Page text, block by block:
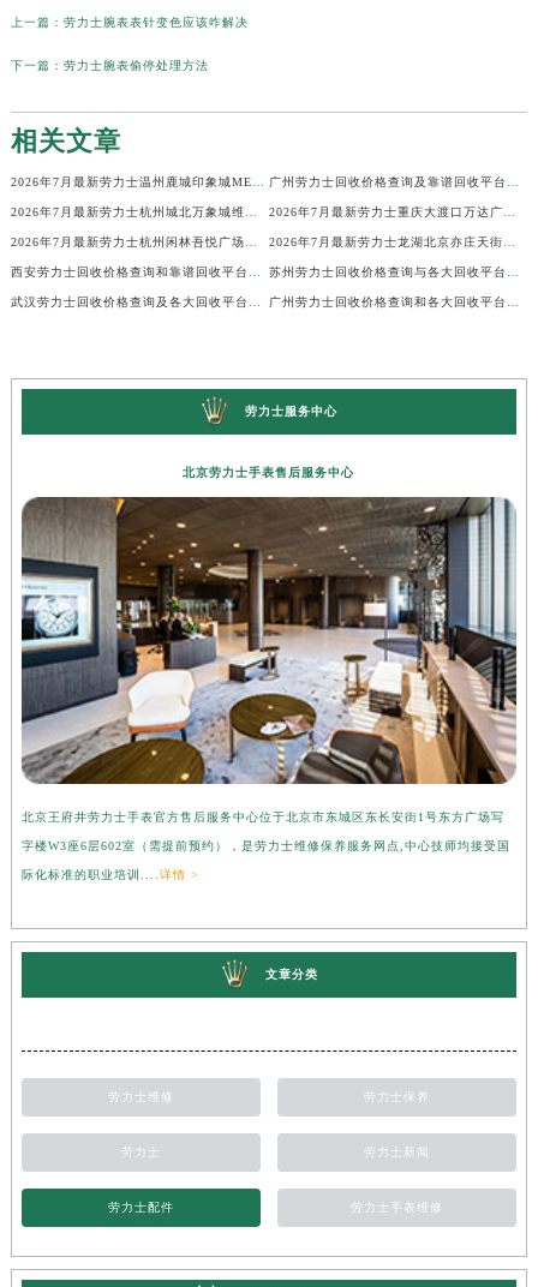
上一篇： 劳力士腕表表针变色应该咋解决
下一篇： 劳力士腕表偷停处理方法
相关文章
劳力士服务中心
北京劳力士手表售后服务中心
北京王府井劳力士手表官方售后服务中心位于北京市东城区东长安街1号东方广场写
字楼W3座6层602室（需提前预约），是劳力士维修保养服务网点,中心技师均接受国
际化标准的职业培训.... 详情 >
文章分类
劳力士维修 劳力士保养
劳力士 劳力士新闻
劳力士配件 劳力士手表维修